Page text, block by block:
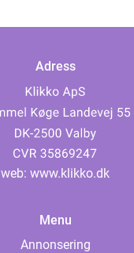
Adress
web: www.klikko.dk
Menu
Annonsering